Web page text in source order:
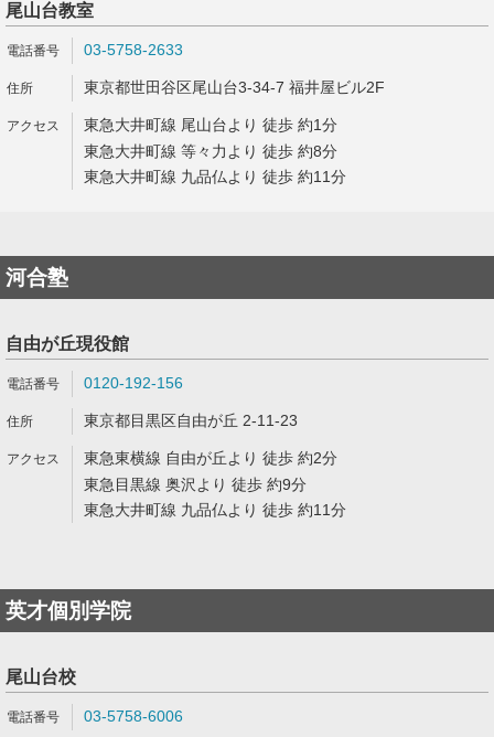
尾山台教室
03-5758-2633
東京都世田谷区尾山台3-34-7 福井屋ビル2F
東急大井町線 尾山台より 徒歩 約1分
東急大井町線 等々力より 徒歩 約8分
東急大井町線 九品仏より 徒歩 約11分
河合塾
自由が丘現役館
0120-192-156
東京都目黒区自由が丘 2-11-23
東急東横線 自由が丘より 徒歩 約2分
東急目黒線 奥沢より 徒歩 約9分
東急大井町線 九品仏より 徒歩 約11分
英才個別学院
尾山台校
03-5758-6006